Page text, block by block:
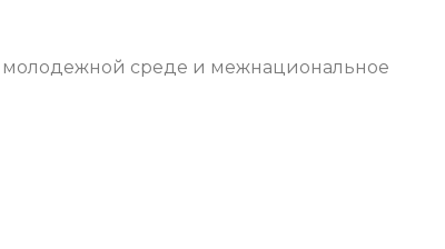
молодежной среде и межнациональное